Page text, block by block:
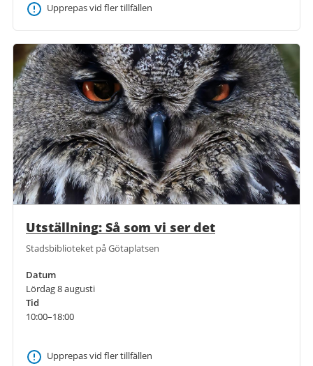
Upprepas vid fler tillfällen
Utställning: Så som vi ser det
Stadsbiblioteket på Götaplatsen
Datum
Lördag 8 augusti
Tid
10:00–18:00
Upprepas vid fler tillfällen